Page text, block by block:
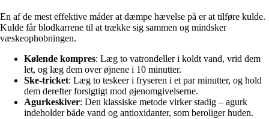
En af de mest effektive måder at dæmpe hævelse på er at tilføre kulde.
Kulde får blodkarrene til at trække sig sammen og mindsker
væskeophobningen.
Kølende kompres: Læg to vatrondeller i koldt vand, vrid dem
let, og læg dem over øjnene i 10 minutter.
Ske-tricket: Læg to teskeer i fryseren i et par minutter, og hold
dem derefter forsigtigt mod øjenomgivelserne.
Agurkeskiver: Den klassiske metode virker stadig – agurk
indeholder både vand og antioxidanter, som beroliger huden.